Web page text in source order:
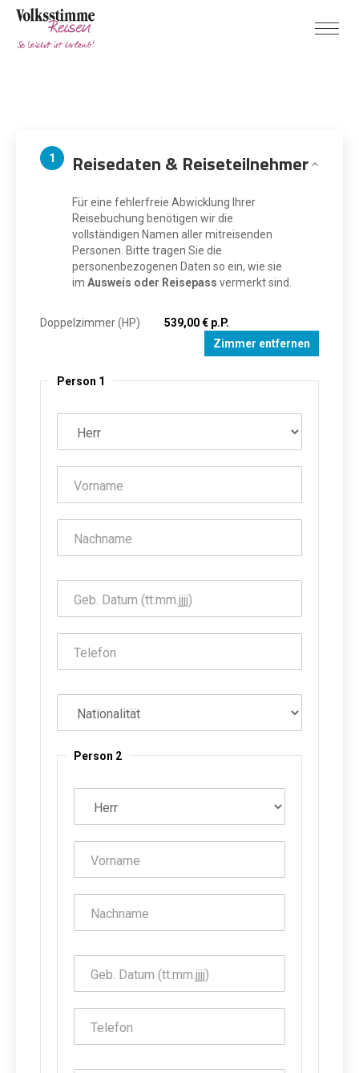
1 Reisedaten & Reiseteilnehmer
Für eine fehlerfreie Abwicklung Ihrer
Reisebuchung benötigen wir die
vollständigen Namen aller mitreisenden
Personen. Bitte tragen Sie die
personenbezogenen Daten so ein, wie sie
im Ausweis oder Reisepass vermerkt sind.
Doppelzimmer (HP)
539,00 € p.P.
Zimmer entfernen
Person 1
Person 2